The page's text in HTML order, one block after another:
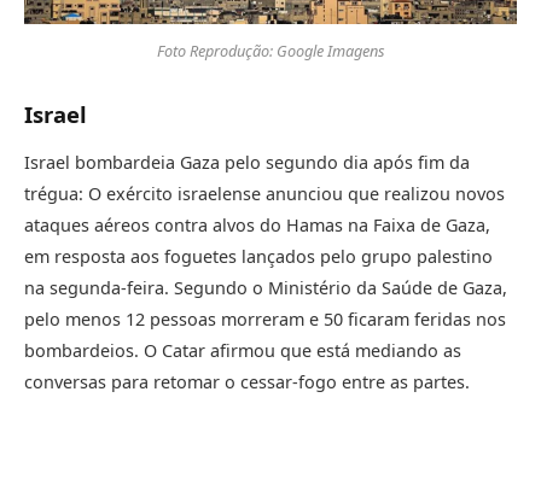
Foto Reprodução: Google Imagens
Israel
Israel bombardeia Gaza pelo segundo dia após fim da
trégua: O exército israelense anunciou que realizou novos
ataques aéreos contra alvos do Hamas na Faixa de Gaza,
em resposta aos foguetes lançados pelo grupo palestino
na segunda-feira. Segundo o Ministério da Saúde de Gaza,
pelo menos 12 pessoas morreram e 50 ficaram feridas nos
bombardeios. O Catar afirmou que está mediando as
conversas para retomar o cessar-fogo entre as partes.